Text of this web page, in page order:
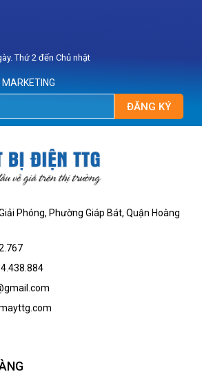
Thứ 2 đến Chủ nhật
ĐĂNG KÝ
Phóng, Phường Giáp Bát, Quận Hoàng